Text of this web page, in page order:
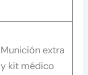
Munición extra
y kit médico